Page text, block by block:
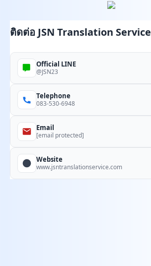
ติดต่อ JSN Translation Service
Official LINE
@JSN23
Telephone
083-530-6948
Email
[email protected]
Website
www.jsntranslationservice.com